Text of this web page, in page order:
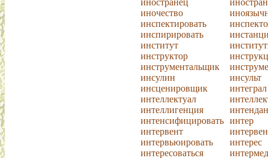
иностранец
иночество
инспектировать
инспирировать
институт
инструктор
инструментальщик
инсулин
инсульт
инсценировщик
интеграл
интеллектуал
интеллигенция
интенсифицировать интер
интервент
интервьюировать
интерес
интересоваться